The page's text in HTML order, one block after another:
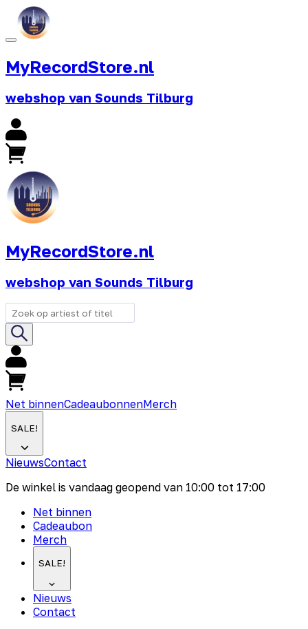
MyRecordStore.nl
webshop van Sounds Tilburg
MyRecordStore.nl
webshop van Sounds Tilburg
Net binnenCadeaubonnenMerch
SALE!
NieuwsContact
De winkel is vandaag geopend van 10:00 tot 17:00
Net binnen
Cadeaubon
Merch
SALE!
Nieuws
Contact